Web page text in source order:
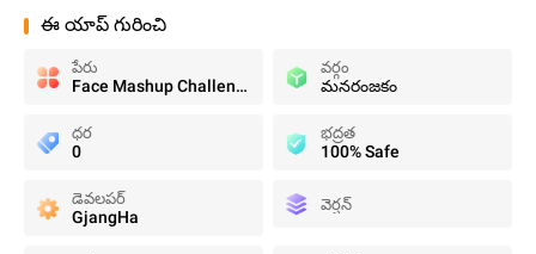
ఈ యాప్ గురించి
పేరు
Face Mashup Challenge
వర్గం
మనరంజకం
ధర
0
భద్రత
100% Safe
డెవలపర్
GjangHa
వెర్షన్